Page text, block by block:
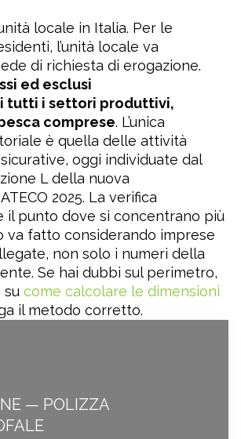
locale in Italia. Per le
l’unità locale va
di richiesta di erogazione.
ed esclusi
tutti i settori produttivi,
comprese. L’unica
è quella delle attività
oggi individuate dal
L della nuova
2025. La verifica
il punto dove si concentrano più
va fatto considerando imprese
non solo i numeri della
Se hai dubbi sul perimetro,
su come calcolare le dimensioni
il metodo corretto.
— POLIZZA